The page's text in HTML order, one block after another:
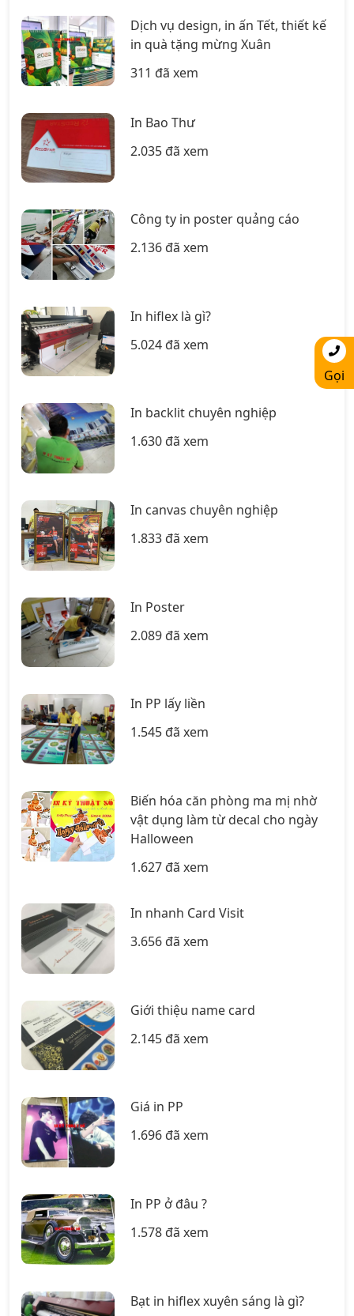
Dịch vụ design, in ấn Tết, thiết kế
in quà tặng mừng Xuân
311 đã xem
In Bao Thư
2.035 đã xem
Công ty in poster quảng cáo
2.136 đã xem
In hiflex là gì?
5.024 đã xem
In backlit chuyên nghiệp
1.630 đã xem
In canvas chuyên nghiệp
1.833 đã xem
In Poster
2.089 đã xem
In PP lấy liền
1.545 đã xem
Biến hóa căn phòng ma mị nhờ
vật dụng làm từ decal cho ngày
Halloween
1.627 đã xem
In nhanh Card Visit
3.656 đã xem
Giới thiệu name card
2.145 đã xem
Giá in PP
1.696 đã xem
In PP ở đâu ?
1.578 đã xem
Bạt in hiflex xuyên sáng là gì?
Gọi